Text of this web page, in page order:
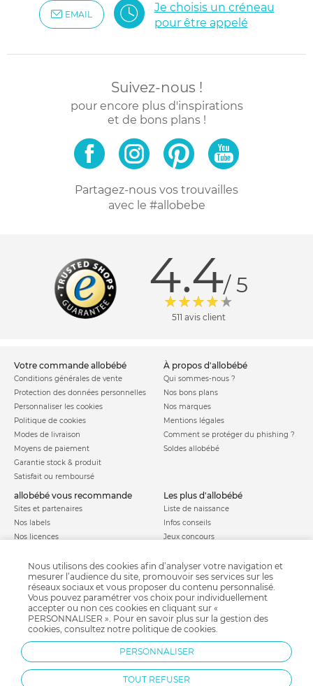
EMAIL
Je choisis un créneau
pour être appelé
Suivez-nous !
pour encore plus d'inspirations
et de bons plans !
Partagez-nous vos trouvailles
avec le #allobebe
4.4/ 5
511 avis client
votre commande allobébé
Conditions générales de vente
Protection des données personnelles
Personnaliser les cookies
Politique de cookies
Modes de livraison
Moyens de paiement
Garantie stock & produit
Satisfait ou remboursé
à propos d'allobébé
Qui sommes-nous ?
Nos bons plans
Nos marques
Mentions légales
Comment se protéger du phishing ?
Soldes allobébé
allobébé vous recommande
Sites et partenaires
Nos labels
Nos licences
les plus d'allobébé
Liste de naissance
Infos conseils
Jeux concours
Parrainage
Paiement sécurisé
Charte qualité
Nous utilisons des cookies afin d’analyser votre navigation et
mesurer l’audience du site, promouvoir ses services sur les
réseaux sociaux et vous proposer du contenu personnalisé.
Vous pouvez paramétrer vos choix pour individuellement
accepter ou non ces cookies en cliquant sur «
PERSONNALISER ». Pour en savoir plus sur la gestion des
cookies, consultez notre politique de cookies.
PERSONNALISER
TOUT REFUSER